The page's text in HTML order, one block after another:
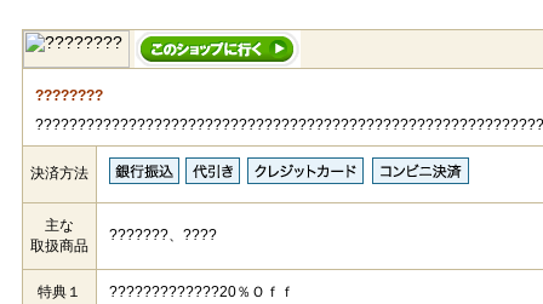
????????
決済方法
主な
取扱商品
???????、????
特典１ ?????????????20％Ｏｆｆ